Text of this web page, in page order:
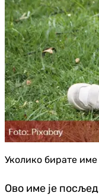
Уколико бирате
Ово име је